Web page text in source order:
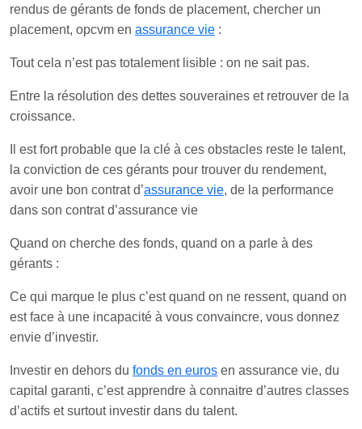
rendus de gérants de fonds de placement, chercher un
placement, opcvm en assurance vie :
Tout cela n’est pas totalement lisible : on ne sait pas.
Entre la résolution des dettes souveraines et retrouver de la
croissance.
Il est fort probable que la clé à ces obstacles reste le talent,
la conviction de ces gérants pour trouver du rendement,
avoir une bon contrat d’assurance vie, de la performance
dans son contrat d’assurance vie
Quand on cherche des fonds, quand on a parle à des
gérants :
Ce qui marque le plus c’est quand on ne ressent, quand on
est face à une incapacité à vous convaincre, vous donnez
envie d’investir.
Investir en dehors du fonds en euros en assurance vie, du
capital garanti, c’est apprendre à connaitre d’autres classes
d’actifs et surtout investir dans du talent.